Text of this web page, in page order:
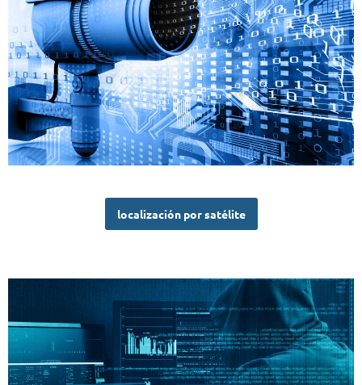
localización por satélite